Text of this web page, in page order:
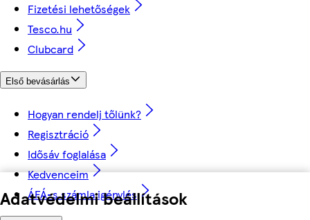
Adatvédelmi beállítások
Fizetési lehetőségek
Tesco.hu
Clubcard
Első bevásárlás
Hogyan rendelj tőlünk?
Regisztráció
Idősáv foglalása
Kedvenceim
ÁFÁ-s számla igénylés